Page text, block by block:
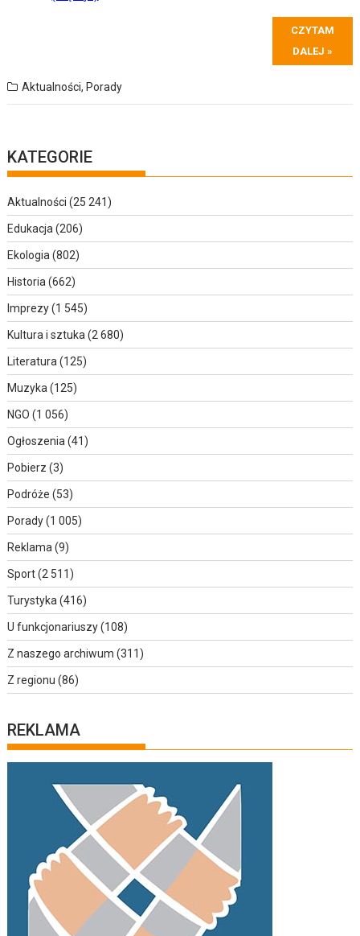
CZYTAM
DALEJ »
Aktualności, Porady
KATEGORIE
Aktualności (25 241)
Edukacja(206)
Ekologia(802)
Historia(662)
Imprezy(1 545)
Kultura i sztuka(2 680)
Literatura(125)
Muzyka(125)
NGO (1 056)
Ogłoszenia(41)
Pobierz (3)
Podróże (53)
Porady(1 005)
Reklama(9)
Sport(2 511)
Turystyka(416)
U funkcjonariuszy(108)
Z naszego archiwum (311)
Z regionu (86)
REKLAMA